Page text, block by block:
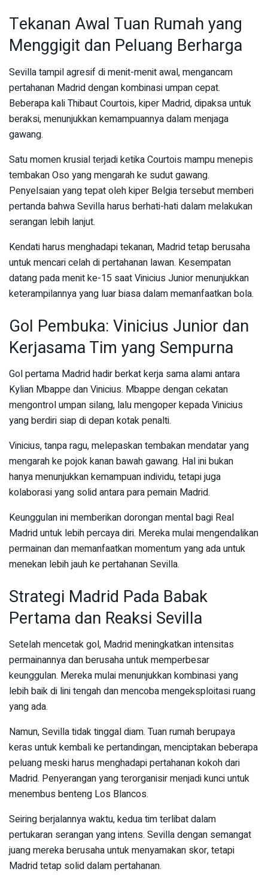
Tekanan Awal Tuan Rumah yang
Menggigit dan Peluang Berharga
Sevilla tampil agresif di menit-menit awal, mengancam
pertahanan Madrid dengan kombinasi umpan cepat.
Beberapa kali Thibaut Courtois, kiper Madrid, dipaksa untuk
beraksi, menunjukkan kemampuannya dalam menjaga
gawang.
Satu momen krusial terjadi ketika Courtois mampu menepis
tembakan Oso yang mengarah ke sudut gawang.
Penyelsaian yang tepat oleh kiper Belgia tersebut memberi
pertanda bahwa Sevilla harus berhati-hati dalam melakukan
serangan lebih lanjut.
Kendati harus menghadapi tekanan, Madrid tetap berusaha
untuk mencari celah di pertahanan lawan. Kesempatan
datang pada menit ke-15 saat Vinicius Junior menunjukkan
keterampilannya yang luar biasa dalam memanfaatkan bola.
Gol Pembuka: Vinicius Junior dan
Kerjasama Tim yang Sempurna
Gol pertama Madrid hadir berkat kerja sama alami antara
Kylian Mbappe dan Vinicius. Mbappe dengan cekatan
mengontrol umpan silang, lalu mengoper kepada Vinicius
yang berdiri siap di depan kotak penalti.
Vinicius, tanpa ragu, melepaskan tembakan mendatar yang
mengarah ke pojok kanan bawah gawang. Hal ini bukan
hanya menunjukkan kemampuan individu, tetapi juga
kolaborasi yang solid antara para pemain Madrid.
Keunggulan ini memberikan dorongan mental bagi Real
Madrid untuk lebih percaya diri. Mereka mulai mengendalikan
permainan dan memanfaatkan momentum yang ada untuk
menekan lebih jauh ke pertahanan Sevilla.
Strategi Madrid Pada Babak
Pertama dan Reaksi Sevilla
Setelah mencetak gol, Madrid meningkatkan intensitas
permainannya dan berusaha untuk memperbesar
keunggulan. Mereka mulai menunjukkan kombinasi yang
lebih baik di lini tengah dan mencoba mengeksploitasi ruang
yang ada.
Namun, Sevilla tidak tinggal diam. Tuan rumah berupaya
keras untuk kembali ke pertandingan, menciptakan beberapa
peluang meski harus menghadapi pertahanan kokoh dari
Madrid. Penyerangan yang terorganisir menjadi kunci untuk
menembus benteng Los Blancos.
Seiring berjalannya waktu, kedua tim terlibat dalam
pertukaran serangan yang intens. Sevilla dengan semangat
juang mereka berusaha untuk menyamakan skor, tetapi
Madrid tetap solid dalam pertahanan.